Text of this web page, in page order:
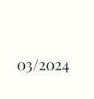
03/2024